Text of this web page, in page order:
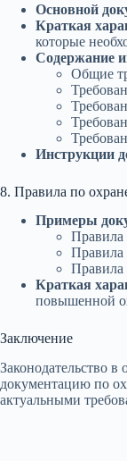
Основной
Краткая
которые
Содержание
Общие
Инструкции
8. Правила по
Примеры
Правила
Правила
Правила
Краткая
повышенной
Заключение
Законодательство
документацию по
актуальными